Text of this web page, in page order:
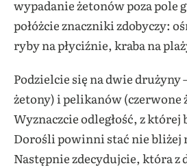
wypadanie żetonów poza pole
połóżcie znaczniki zdobyczy:
ryby na płyciźnie, kraba na
Podzielcie się na dwie
żetony) i pelikanów (czerwone
Wyznaczcie odległość, z której
Dorośli powinni stać nie bliżej
Następnie zdecydujcie, która z